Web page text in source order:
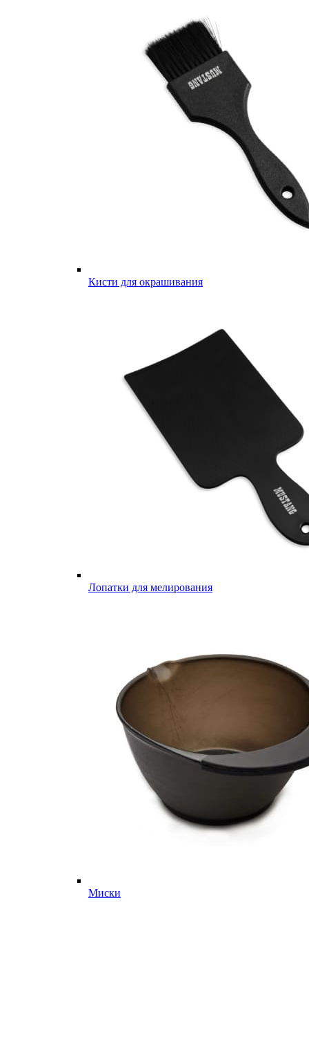
Кисти для окрашивания
Лопатки для мелирования
Миски